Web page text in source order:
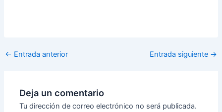
← Entrada anterior Entrada siguiente →
Deja un comentario
Tu dirección de correo electrónico no será publicada.